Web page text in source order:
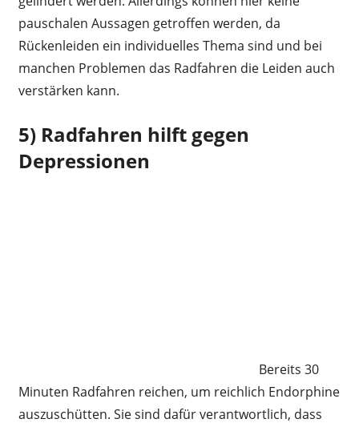
pauschalen Aussagen getroffen werden, da
Rückenleiden ein individuelles Thema sind und bei
manchen Problemen das Radfahren die Leiden auch
verstärken kann.
5) Radfahren hilft gegen
Depressionen
Bereits 30
Minuten Radfahren reichen, um reichlich Endorphine
auszuschütten. Sie sind dafür verantwortlich, dass